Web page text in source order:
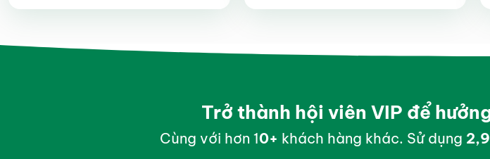
hạng55
hạng4.85
Trở thành hội viên VIP để
Cùng với hơn 10+ khách hàng khác. Sử dụng